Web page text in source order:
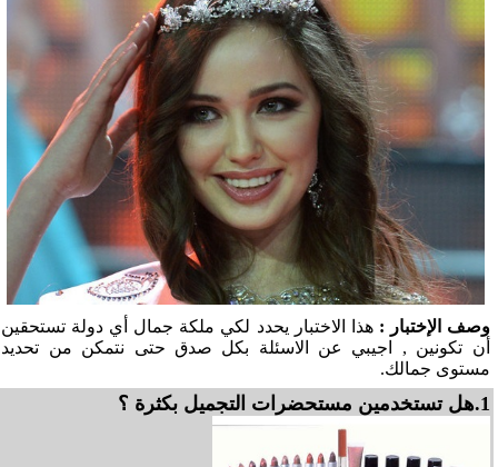
وصف الإختبار :هذا الاختبار يحدد لكي ملكة جمال أي دولة تستحقين
أن تكونين , اجيبي عن الاسئلة بكل صدق حتى نتمكن من تحديد
مستوى جمالك.
1.هل تستخدمين مستحضرات التجميل بكثرة ؟